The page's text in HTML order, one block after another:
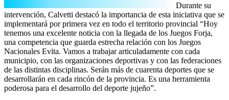
Durante su
intervención, Calvetti destacó la importancia de esta iniciativa que se
implementará por primera vez en todo el territorio provincial “Hoy
tenemos una excelente noticia con la llegada de los Juegos Forja,
una competencia que guarda estrecha relación con los Juegos
Nacionales Evita. Vamos a trabajar articuladamente con cada
municipio, con las organizaciones deportivas y con las federaciones
de las distintas disciplinas. Serán más de cuarenta deportes que se
desarrollarán en cada rincón de la provincia. Es una herramienta
poderosa para el desarrollo del deporte jujeño”.